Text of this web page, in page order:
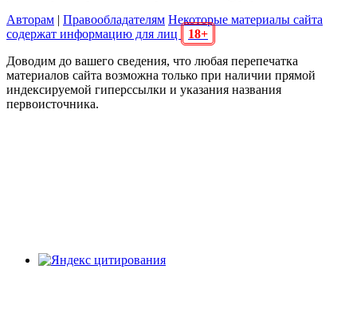
Авторам | Правообладателям Некоторые материалы сайта
содержат информацию для лиц
18+
Доводим до вашего сведения, что любая перепечатка
материалов сайта возможна только при наличии прямой
индексируемой гиперссылки и указания названия
первоисточника.